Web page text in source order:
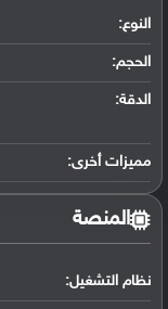
النوع:
الحجم:
الدقة:
مميزات أخرى:
المنصة
نظام التشغيل: